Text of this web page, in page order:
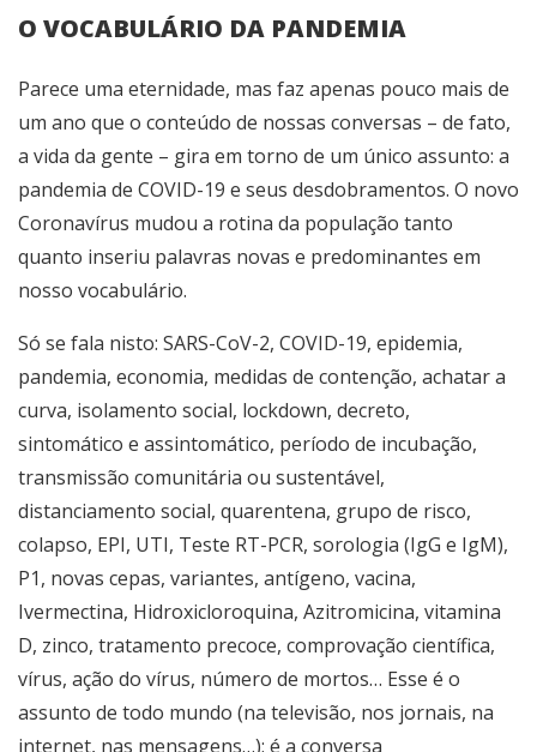
O VOCABULÁRIO DA PANDEMIA
Parece uma eternidade, mas faz apenas pouco mais de
um ano que o conteúdo de nossas conversas – de fato,
a vida da gente – gira em torno de um único assunto: a
pandemia de COVID-19 e seus desdobramentos. O novo
Coronavírus mudou a rotina da população tanto
quanto inseriu palavras novas e predominantes em
nosso vocabulário.
Só se fala nisto: SARS-CoV-2, COVID-19, epidemia,
pandemia, economia, medidas de contenção, achatar a
curva, isolamento social, lockdown, decreto,
sintomático e assintomático, período de incubação,
transmissão comunitária ou sustentável,
distanciamento social, quarentena, grupo de risco,
colapso, EPI, UTI, Teste RT-PCR, sorologia (IgG e IgM),
P1, novas cepas, variantes, antígeno, vacina,
Ivermectina, Hidroxicloroquina, Azitromicina, vitamina
D, zinco, tratamento precoce, comprovação científica,
vírus, ação do vírus, número de mortos… Esse é o
assunto de todo mundo (na televisão, nos jornais, na
internet, nas mensagens…); é a conversa